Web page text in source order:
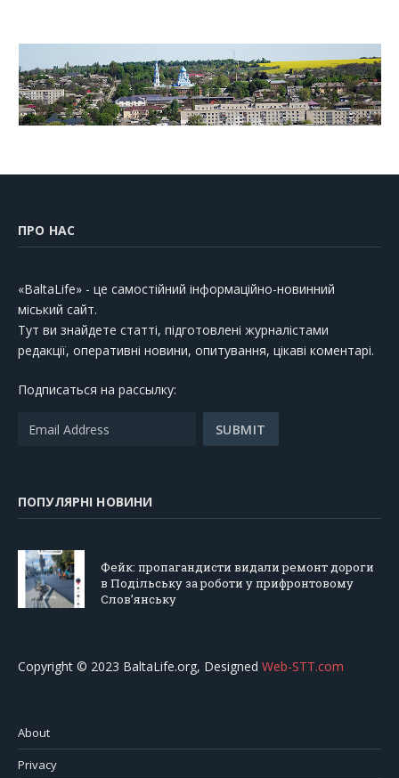
ПРО НАС
«BaltaLife» - це самостійний інформаційно-новинний
міський сайт.
Тут ви знайдете статті, підготовлені журналістами
редакції, оперативні новини, опитування, цікаві коментарі.
Подписаться на рассылку:
ПОПУЛЯРНІ НОВИНИ
Фейк: пропагандисти видали ремонт дороги
в Подільську за роботи у прифронтовому
Слов’янську
Copyright © 2023 BaltaLife.org, Designed Web-STT.com
About
Privacy